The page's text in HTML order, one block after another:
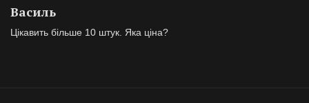
Василь
Цікавить більше 10 штук. Яка ціна?